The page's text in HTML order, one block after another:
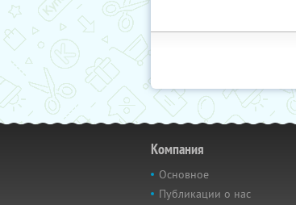
Компания
Основное
Публикации о нас